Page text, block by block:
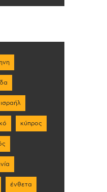
ισραήλ
κύπρος
ένθετα